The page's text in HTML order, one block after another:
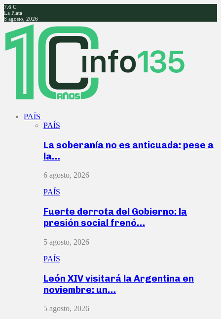
7.6 C
La Plata
8 agosto, 2026
Facebook
Twitter
Instagram
Youtube
PAÍS
PAÍS
La soberanía no es anticuada: pese a
la…
6 agosto, 2026
PAÍS
Fuerte derrota del Gobierno: la
presión social frenó…
5 agosto, 2026
PAÍS
León XIV visitará la Argentina en
noviembre: un…
5 agosto, 2026